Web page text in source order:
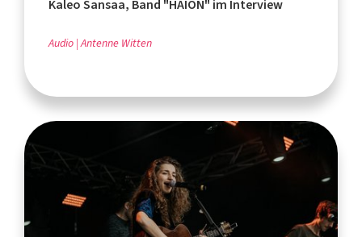
Kaleo Sansaa, Band "HAIÓN" im Interview
Audio Antenne Witten